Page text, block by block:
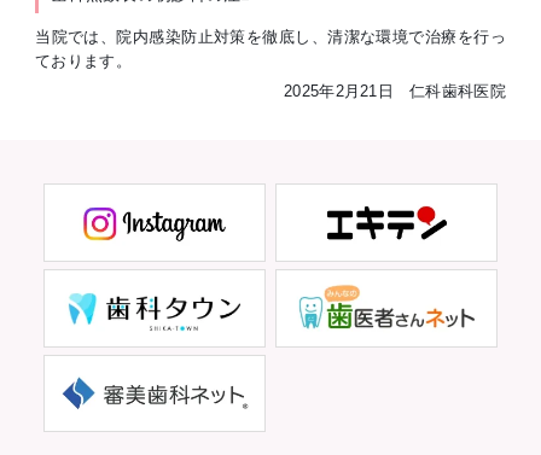
当院では、院内感染防止対策を徹底し、清潔な環境で治療を行っ
ております。
2025年2月21日 仁科歯科医院